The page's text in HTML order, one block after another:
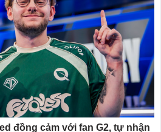
đồng cảm với fan G2, tự nhận